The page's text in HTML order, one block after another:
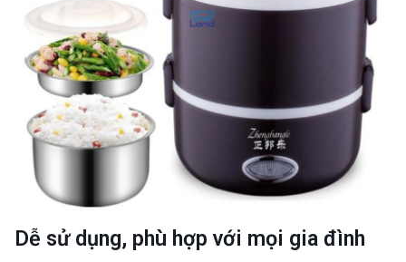
Dễ sử dụng, phù hợp với mọi gia đình